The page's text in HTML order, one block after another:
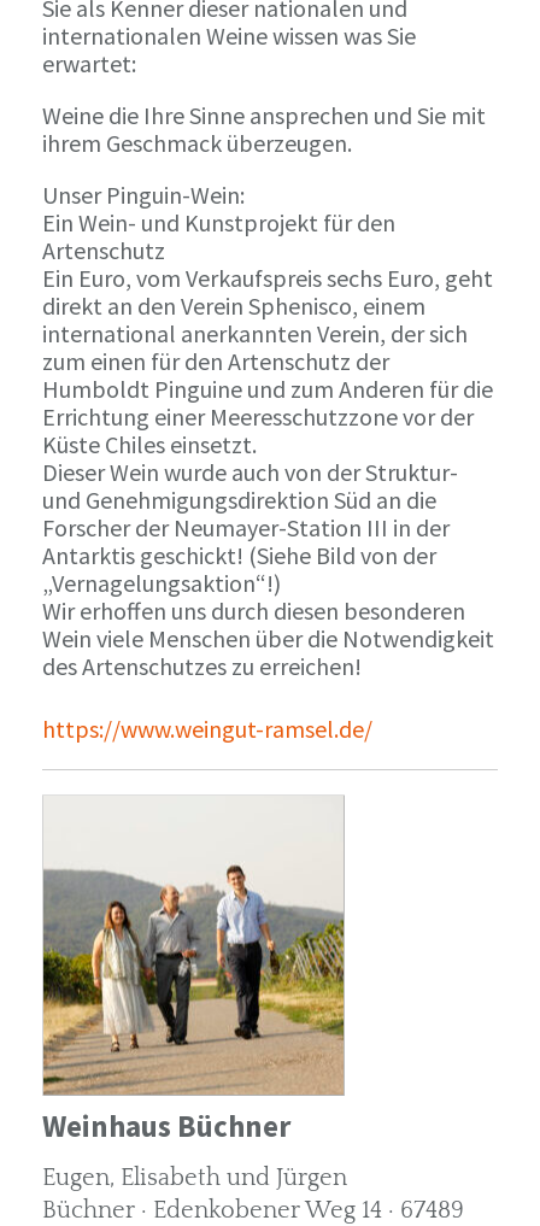
Sie als Kenner dieser nationalen und
internationalen Weine wissen was Sie
erwartet:
Weine die Ihre Sinne ansprechen und Sie mit
ihrem Geschmack überzeugen.
Unser Pinguin-Wein:
Ein Wein- und Kunstprojekt für den
Artenschutz
Ein Euro, vom Verkaufspreis sechs Euro, geht
direkt an den Verein Sphenisco, einem
international anerkannten Verein, der sich
zum einen für den Artenschutz der
Humboldt Pinguine und zum Anderen für die
Errichtung einer Meeresschutzzone vor der
Küste Chiles einsetzt.
Dieser Wein wurde auch von der Struktur-
und Genehmigungsdirektion Süd an die
Forscher der Neumayer-Station III in der
Antarktis geschickt! (Siehe Bild von der
„Vernagelungsaktion“!)
Wir erhoffen uns durch diesen besonderen
Wein viele Menschen über die Notwendigkeit
des Artenschutzes zu erreichen!
https://www.weingut-ramsel.de/
Weinhaus Büchner
Eugen, Elisabeth und Jürgen
Büchner · Edenkobener Weg 14 · 67489